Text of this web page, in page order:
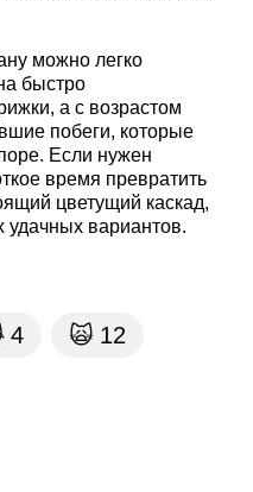
можно легко
быстро
а с возрастом
побеги, которые
Если нужен
время превратить
цветущий каскад,
вариантов.
4 🙀 12